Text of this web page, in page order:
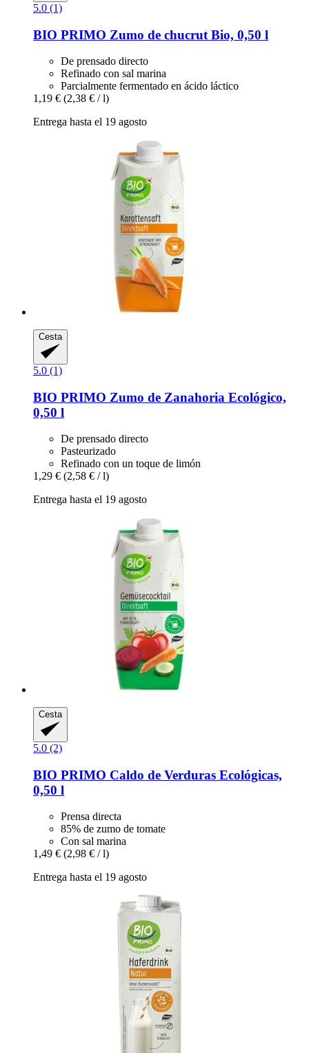
5.0 (1)
BIO PRIMO Zumo de chucrut Bio, 0,50 l
De prensado directo
Refinado con sal marina
Parcialmente fermentado en ácido láctico
1,19 € (2,38 € / l)
Entrega hasta el 19 agosto
Cesta
5.0 (1)
BIO PRIMO Zumo de Zanahoria Ecológico,
0,50 l
De prensado directo
Pasteurizado
Refinado con un toque de limón
1,29 € (2,58 € / l)
Entrega hasta el 19 agosto
Cesta
5.0 (2)
BIO PRIMO Caldo de Verduras Ecológicas,
0,50 l
Prensa directa
85% de zumo de tomate
Con sal marina
1,49 € (2,98 € / l)
Entrega hasta el 19 agosto